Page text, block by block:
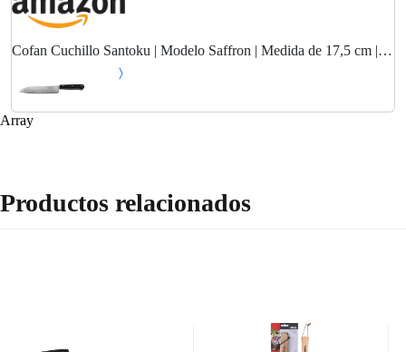
Cofan Cuchillo Santoku | Modelo Saffron | Medida de 17,5 cm |
Hoja de Acero Inox | Mango de Polioximetileno | Color Negro
Array
Productos relacionados